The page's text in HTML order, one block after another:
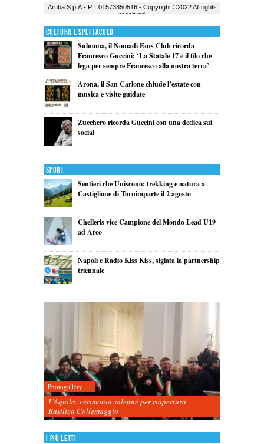
Cultura e Spettacolo
Sulmona, il Nomadi Fans Club ricorda
Francesco Guccini: ‘La Statale 17 è il filo che
lega per sempre Francesco alla nostra terra’
Arona, il San Carlone chiude l’estate con
musica e visite guidate
Zucchero ricorda Guccini con una dedica sui
social
Sport
Sentieri che Uniscono: trekking e natura a
Castiglione di Tornimparte il 2 agosto
Chelleris vice Campione del Mondo Lead U19
ad Arco
Napoli e Radio Kiss Kiss, siglata la partnership
triennale
Photogallery
L’Aquila: cerimonia solenne per riapertura
Basilica Collemaggio
I più letti